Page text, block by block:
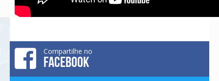
Compartilhe no
FACEBOOK